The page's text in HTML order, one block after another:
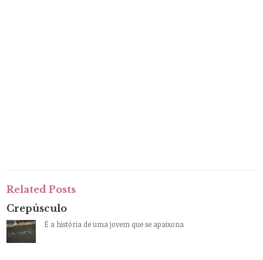
Related Posts
Crepúsculo
É a história de uma jovem que se apaixona